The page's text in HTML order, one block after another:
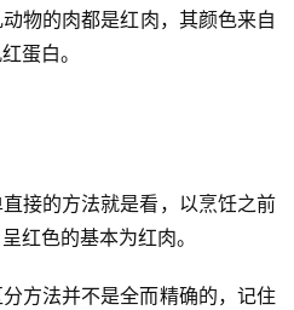
物的肉都是红肉，其颜色来自
蛋白。
接的方法就是看，以烹饪之前
红色的基本为红肉。
方法并不是全而精确的，记住